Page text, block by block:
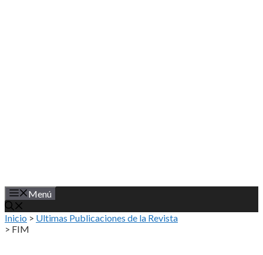
Menú
Inicio > Ultimas Publicaciones de la Revista
> FIM